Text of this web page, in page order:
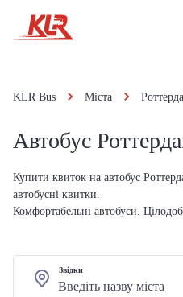
KLR Bus Міста
Автобус
Купити квиток на автобус
автобусні квитки.
Комфортабельні автобуси.
Звідки